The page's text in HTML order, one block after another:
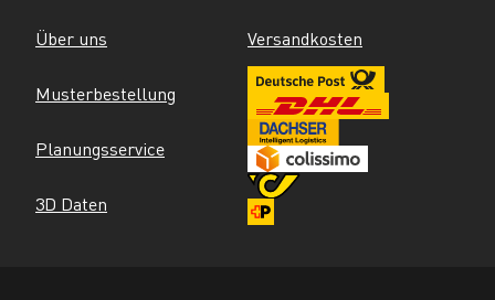
Über uns
Musterbestellung
Planungsservice
3D Daten
Versandkosten